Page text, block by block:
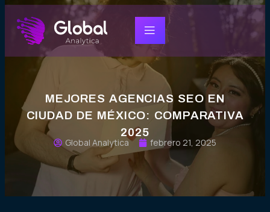
MEJORES AGENCIAS SEO EN
CIUDAD DE MÉXICO: COMPARATIVA
2025
Global Analytica febrero 21, 2025